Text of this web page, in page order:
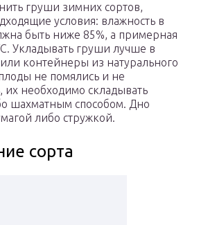
груши зимних сортов,
условия: влажность в
быть ниже 85%, а примерная
Укладывать груши лучше в
контейнеры из натурального
не помялись и не
необходимо складывать
шахматным способом. Дно
либо стружкой.
сорта